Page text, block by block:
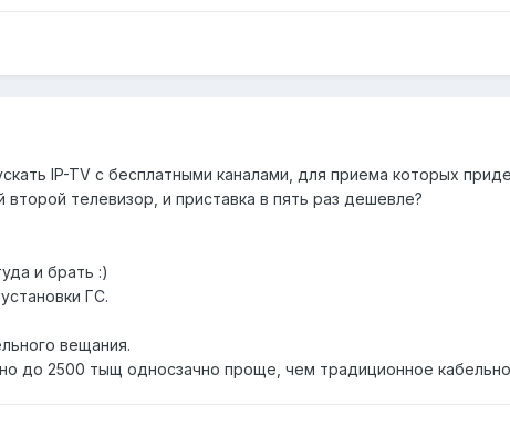
IP-TV с бесплатными каналами, для приема которых
телевизор, и приставка в пять раз дешевле?
и брать :)
ГС.
вещания.
до 2500 тыщ односзачно проще, чем традиционное